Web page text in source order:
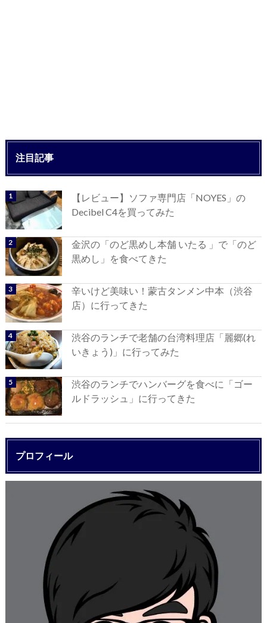
注目記事
【レビュー】ソファ専門店「NOYES」の
Decibel C4を買ってみた
金沢の「のど黒めし本舗 いたる 」で「のど
黒めし」を食べてきた
辛いけど美味い！蒙古タンメン中本（渋谷
店）に行ってきた
渋谷のランチで老舗の台湾料理店「麗郷(れ
いきょう)」に行ってみた
渋谷のランチでハンバーグを食べに「ゴー
ルドラッシュ」に行ってきた
プロフィール